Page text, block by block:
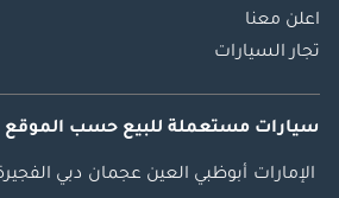
اعلن معنا
تجار السيارات
سيارات مستعملة للبيع حسب الموقع
الإمارات أبوظبي العين عجمان دبي